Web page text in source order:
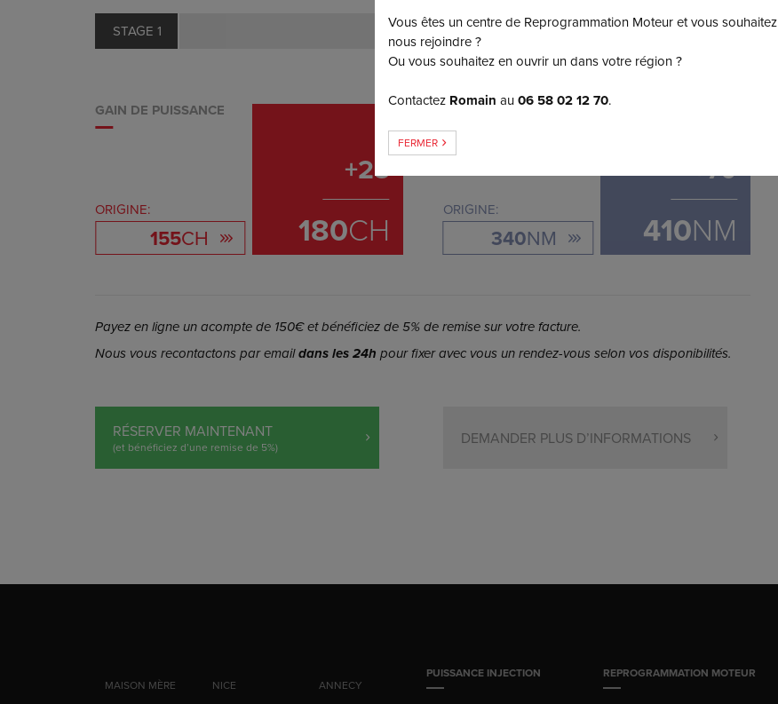
STAGE 1 3 ou 4x 450 € TTC
GAIN DE PUISSANCE
ORIGINE:
155CH
+25
180CH
GAIN DE COUPLE
ORIGINE:
340NM
+70
410NM
Payez en ligne un acompte de 150€ et bénéficiez de 5% de remise sur votre facture.
Nous vous recontactons par emaildans les 24h pour fixer avec vous un rendez-vous selon vos disponibilités.
RÉSERVER MAINTENANT
(et bénéficiez d’une remise de 5%) DEMANDER PLUS D’INFORMATIONS
Vous êtes un centre de Reprogrammation Moteur et vous souhaitez
nous rejoindre ?
Ou vous souhaitez en ouvrir un dans votre région ?
Contactez Romain au06 58 02 12 70.
FERMER
MAISON MÈRE NICE ANNECY
PUISSANCE INJECTION REPROGRAMMATION MOTEUR